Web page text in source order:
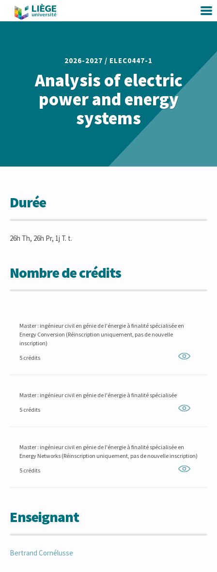
2026-2027 / ELEC0447-1
Analysis of electric
power and energy
systems
Durée
26h Th, 26h Pr, 1j T. t.
Nombre de crédits
Master : ingénieur civil en génie de l'énergie à finalité spécialisée en
Energy Conversion (Réinscription uniquement, pas de nouvelle
inscription)
5 crédits
Master : ingénieur civil en génie de l'énergie à finalité spécialisée
5 crédits
Master : ingénieur civil en génie de l'énergie à finalité spécialisée en
Energy Networks (Réinscription uniquement, pas de nouvelle inscription)
5 crédits
Enseignant
Bertrand Cornélusse